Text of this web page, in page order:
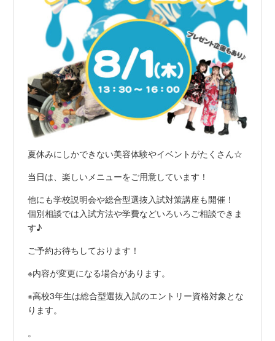
夏休みにしかできない美容体験やイベントがたくさん☆
当日は、楽しいメニューをご用意しています！
他にも学校説明会や総合型選抜入試対策講座も開催！
個別相談では入試方法や学費などいろいろご相談できま
す♪
ご予約お待ちしております！
※内容が変更になる場合があります。
※高校3年生は総合型選抜入試のエントリー資格対象とな
ります。
。